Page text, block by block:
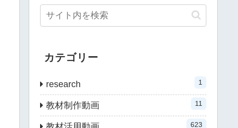
カテゴリー
research 1
教材制作動画 11
623